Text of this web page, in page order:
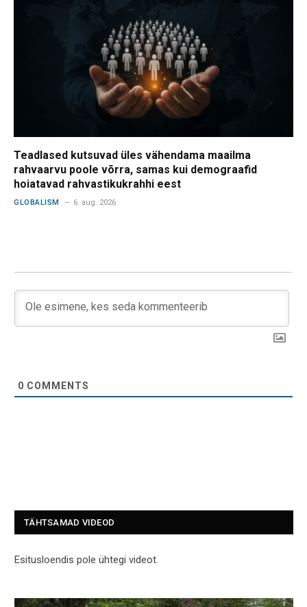
Teadlased kutsuvad üles vähendama maailma
rahvaarvu poole võrra, samas kui demograafid
hoiatavad rahvastikukrahhi eest
GLOBALISM 6. aug. 2026
0 COMMENTS
TÄHTSAMAD VIDEOD
Esitusloendis pole ühtegi videot.